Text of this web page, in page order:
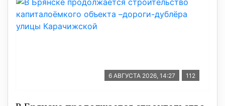
6 АВГУСТА 2026, 14:27 112